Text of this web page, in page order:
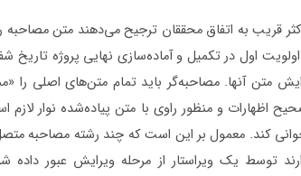
قریب به اتفاق محققان ترجیح می‌دهند متن مصاحبه را
اول در تکمیل و آماده‌سازی نهایی پروژه تاریخ
متن آنها. مصاحبه‌گر باید تمام متن‌های اصلی را
اظهارات و منظور راوی با متن پیاده‌شده نوار
کند. معمول بر این است که چند رشته مصاحبه
توسط یک ویراستار از مرحله ویرایش عبور